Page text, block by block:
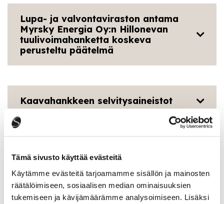
Tämä sivusto käyttää evästeitä
Käytämme evästeitä tarjoamamme sisällön ja mainosten
räätälöimiseen, sosiaalisen median ominaisuuksien
tukemiseen ja kävijämäärämme analysoimiseen. Lisäksi
Lupa- ja valvontaviraston antama
Myrsky Energia Oy:n Hillonevan
tuulivoimahanketta koskeva
perusteltu päätelmä
Kaavahankkeen selvitysaineistot
henkilöt:
Ulla-Maija Humppi
kaavoitusjohtaja